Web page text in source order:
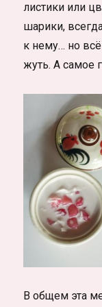
листики или
шарики,
к нему… но всё
жуть. А самое
В общем эта